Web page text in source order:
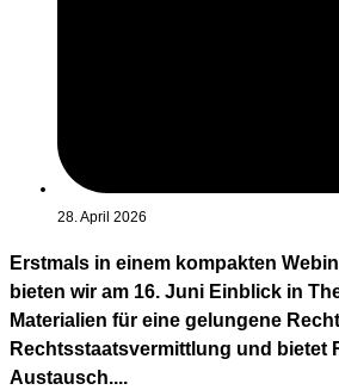
28. April 2026
Erstmals in einem kompakten
bieten wir am 16. Juni Einblick in
Materialien für eine gelungene
Rechtsstaatsvermittlung und bietet
Austausch....